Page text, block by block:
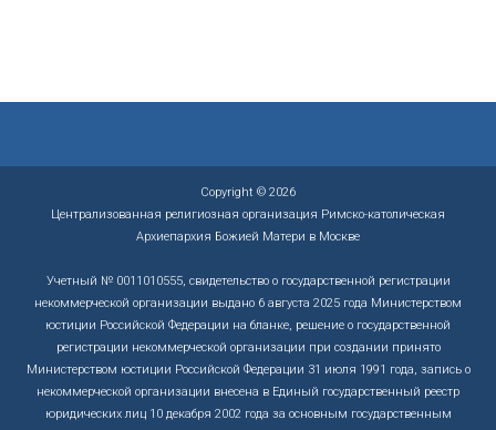
Copyright © 2026
Централизованная религиозная организация Римско-католическая
Архиепархия Божией Матери в Москве
Учетный № 0011010555, свидетельство о государственной регистрации
некоммерческой организации выдано 6 августа 2025 года Министерством
юстиции Российской Федерации на бланке, решение о государственной
регистрации некоммерческой организации при создании принято
Министерством юстиции Российской Федерации 31 июля 1991 года, запись о
некоммерческой организации внесена в Единый государственный реестр
юридических лиц 10 декабря 2002 года за основным государственным